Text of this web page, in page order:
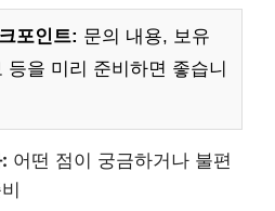
포인트: 문의 내용, 보유
등을 미리 준비하면 좋습니
어떤 점이 궁금하거나 불편